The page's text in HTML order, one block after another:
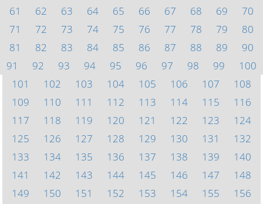
61
62 63 64 65 66 67 68 69
70
71
72 73 74 75 76 77 78 79
80
81
82 83 84 85 86 87 88 89
90
91
92 93 94 95 96 97 98 99
100
101
102 103 104 105 106 107
108
109
110 111 112 113 114 115
116
117
118 119 120 121 122 123
124
125
126 127 128 129 130 131
132
133
134 135 136 137 138 139
140
141
142 143 144 145 146 147
148
149
150 151 152 153 154 155
156